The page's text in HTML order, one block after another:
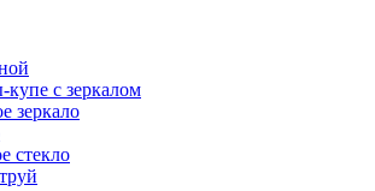
с зеркалом
зеркало
стекло